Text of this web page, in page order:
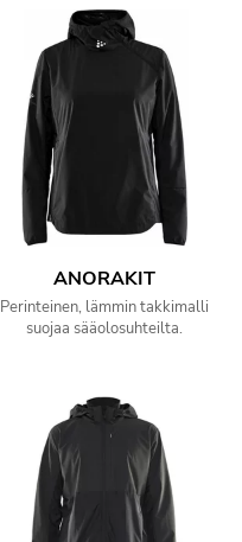
ANORAKIT
Perinteinen, lämmin takkimalli
suojaa sääolosuhteilta.